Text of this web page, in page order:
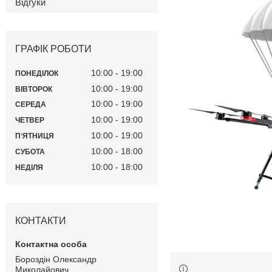
Відгуки
ГРАФІК РОБОТИ
ПОНЕДІЛОК 10:00 19:00
ВІВТОРОК 10:00 19:00
СЕРЕДА 10:00 19:00
ЧЕТВЕР 10:00 19:00
ПʼЯТНИЦЯ 10:00 19:00
СУБОТА 10:00 18:00
НЕДІЛЯ 10:00 18:00
КОНТАКТИ
Бороздін Олександр
Миколайович